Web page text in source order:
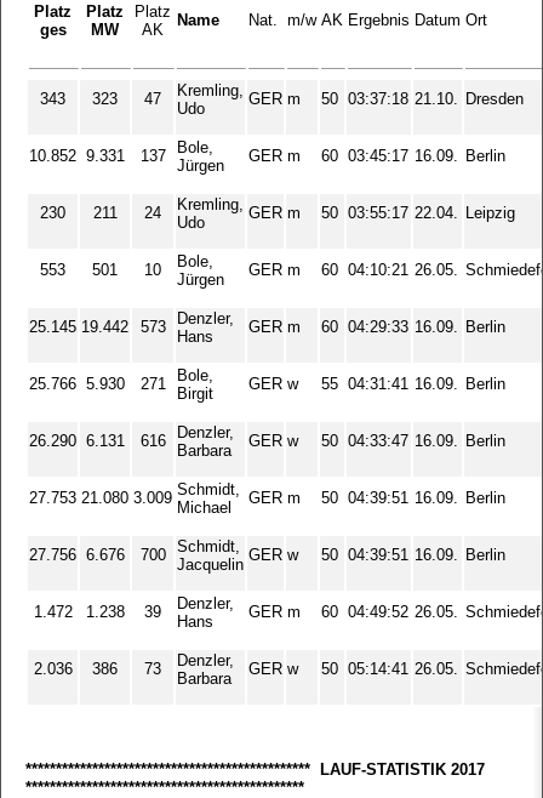
Platz
ges
Platz
MW
Platz
AK
Name Nat. m/w AK Ergebnis Datum Ort
343 323 47
Kremling,
Udo
GER m 50 03:37:18 21.10. Dresden
10.852 9.331 137
Bole,
Jürgen
GER m 60 03:45:17 16.09. Berlin
230 211 24
Kremling,
Udo
GER m 50 03:55:17 22.04. Leipzig
553 501 10
Bole,
Jürgen
GER m 60 04:10:21 26.05.
25.145 19.442 573
Denzler,
Hans
GER m 60 04:29:33 16.09. Berlin
25.766 5.930 271
Bole,
Birgit
GER w 55 04:31:41 16.09. Berlin
26.290 6.131 616
Denzler,
Barbara
GER w 50 04:33:47 16.09. Berlin
27.753 21.080 3.009 Schmidt,
Michael
GER m 50 04:39:51 16.09. Berlin
27.756 6.676 700
Schmidt,
Jacquelin
GER w 50 04:39:51 16.09. Berlin
1.472 1.238 39
Denzler,
Hans
GER m 60 04:49:52 26.05.
2.036 386 73
Denzler,
Barbara
GER w 50 05:14:41 26.05.
*********************************************** LAUF-STATISTIK 2017
**********************************************